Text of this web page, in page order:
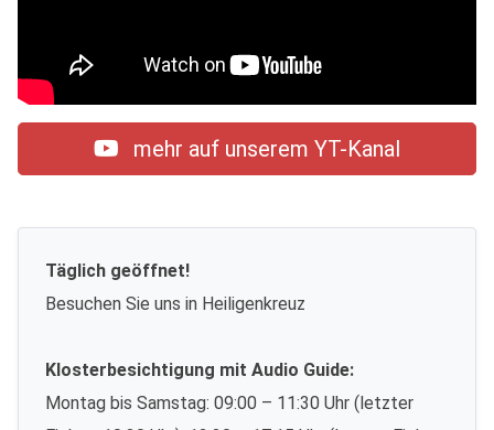
mehr auf unserem YT-Kanal
Täglich geöffnet!
Besuchen Sie uns in Heiligenkreuz
Klosterbesichtigung mit Audio Guide:
Montag bis Samstag: 09:00 – 11:30 Uhr (letzter